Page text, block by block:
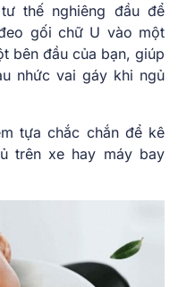
thế nghiêng đầu để
gối chữ U vào một
bên đầu của bạn, giúp
nhức vai gáy khi ngủ
tựa chắc chắn để kê
trên xe hay máy bay